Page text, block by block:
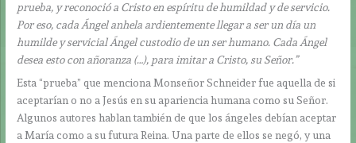
prueba, y reconoció a Cristo en espíritu de humildad y de servicio.
Por eso, cada Ángel anhela ardientemente llegar a ser un día un
humilde y servicial Ángel custodio de un ser humano. Cada Ángel
desea esto con añoranza (…), para imitar a Cristo, su Señor.”
Esta “prueba” que menciona Monseñor Schneider fue aquella de si
aceptarían o no a Jesús en su apariencia humana como su Señor.
Algunos autores hablan también de que los ángeles debían aceptar
a María como a su futura Reina. Una parte de ellos se negó, y una